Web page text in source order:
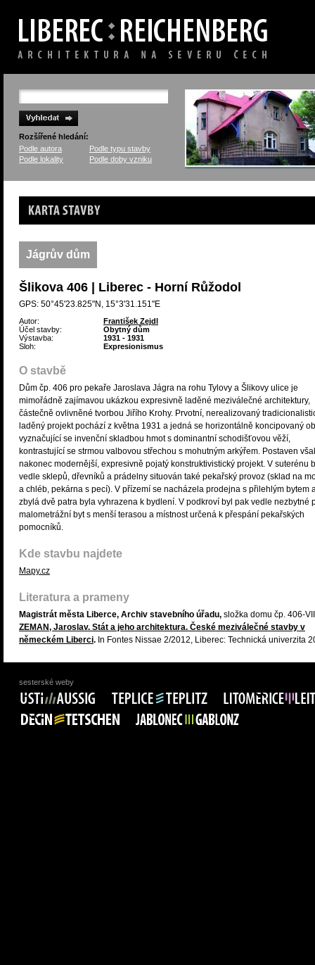
Rozšířené hledání:
Podle autora
Podle typu stavby
Podle lokality
Podle doby vzniku
Karta stavby
Jágrův dům
Šlikova 406 | Liberec - Horní Růžodol
GPS: 50°45'23.825"N, 15°3'31.151"E
Autor:
František Zejdl
Účel stavby:
Obytný dům
Výstavba:
1931 - 1931
Sloh:
Expresionismus
O stavbě
Dům čp. 406 pro pekaře Jaroslava Jágra na rohu Tylovy a Šlikovy ulice je
mimořádně zajímavou ukázkou expresivně laděné meziválečné architektury,
částečně ovlivněné tvorbou Jiřího Krohy. Prvotní, nerealizovaný
laděný projekt pochází z května 1931 a jedná se horizontálně koncipovaný
vyznačující se invenční skladbou hmot s dominantní schodišťovou věží,
kontrastující se strmou valbovou střechou s mohutným arkýřem. Postaven
nakonec modernější, expresivně pojatý konstruktivistický projekt. V suterénu
vedle sklepů, dřevníků a prádelny situován také pekařský provoz (sklad na
a chléb, pekárna s pecí). V přízemí se nacházela prodejna s přilehlým bytem
zbylá dvě patra byla vyhrazena k bydlení. V podkroví byl pak vedle nezbytné
malometrážní byt s menší terasou a místnost určená k přespání pekařských
pomocníků.
Kde stavbu najdete
Mapy.cz
Literatura a prameny
Magistrát města Liberce, Archiv stavebního úřadu, složka domu čp. 406-
ZEMAN, Jaroslav. Stát a jeho architektura. České meziválečné stavby v
německém Liberci. In Fontes Nissae 2/2012, Liberec: Technická univerzita
sesterské weby